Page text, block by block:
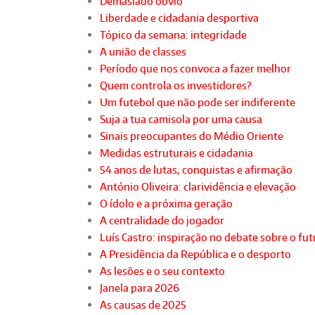
Liberdade e cidadania desportiva
Tópico da semana: integridade
A união de classes
Período que nos convoca a fazer melhor
Quem controla os investidores?
Um futebol que não pode ser indiferente
Suja a tua camisola por uma causa
Sinais preocupantes do Médio Oriente
Medidas estruturais e cidadania
54 anos de lutas, conquistas e afirmação
António Oliveira: clarividência e elevação
O ídolo e a próxima geração
A centralidade do jogador
Luís Castro: inspiração no debate sobre o
A Presidência da República e o desporto
As lesões e o seu contexto
Janela para 2026
As causas de 2025